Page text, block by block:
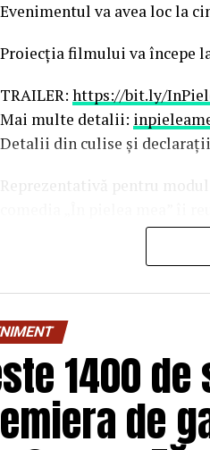
Evenimentul va avea loc la
Proiecția filmului va începe
TRAILER: https://bit.ly/
Mai multe detalii:
Detalii din culise și
Reprezentativă pentru
Costache, Oana
O comedie savuroasă
unui weekend, ce se
mai bine partenerii și să
experiență de cinema
Regizorul și scenaristul
„I.L.Caragiale” și al
1400
de